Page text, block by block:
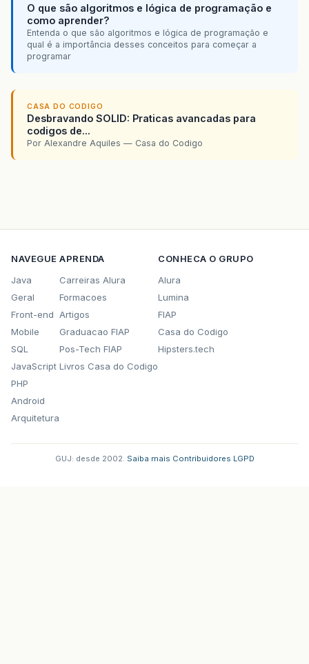
O que são algoritmos e lógica de programação e
como aprender?
Entenda o que são algoritmos e lógica de programação e
qual é a importância desses conceitos para começar a
programar
CASA DO CODIGO
Desbravando SOLID: Praticas avancadas para
codigos de...
Por Alexandre Aquiles — Casa do Codigo
NAVEGUE
Java
Geral
Front-end
Mobile
SQL
JavaScript
PHP
Android
Arquitetura
APRENDA
Carreiras Alura
Formacoes
Artigos
Graduacao FIAP
Pos-Tech FIAP
Livros Casa do Codigo
CONHECA O GRUPO
Alura
Lumina
FIAP
Casa do Codigo
Hipsters.tech
GUJ: desde 2002. Saiba mais Contribuidores LGPD